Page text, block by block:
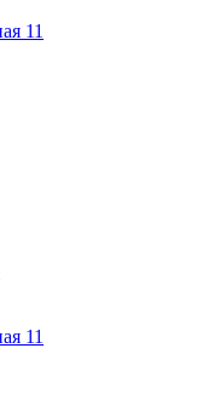
11
11